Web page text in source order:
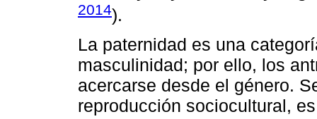
2014).
La paternidad es una
masculinidad; por ello, los
acercarse desde el género.
reproducción sociocultural,